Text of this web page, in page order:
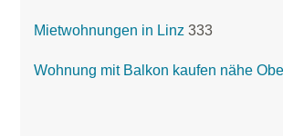
Mietwohnungen in Linz 333
Wohnung mit Balkon kaufen nähe